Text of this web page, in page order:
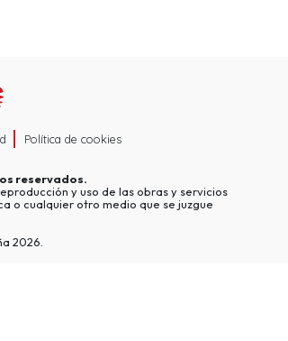
Política de cookies
reservados.
y uso de las obras y servicios
o cualquier otro medio que se juzgue
2026.